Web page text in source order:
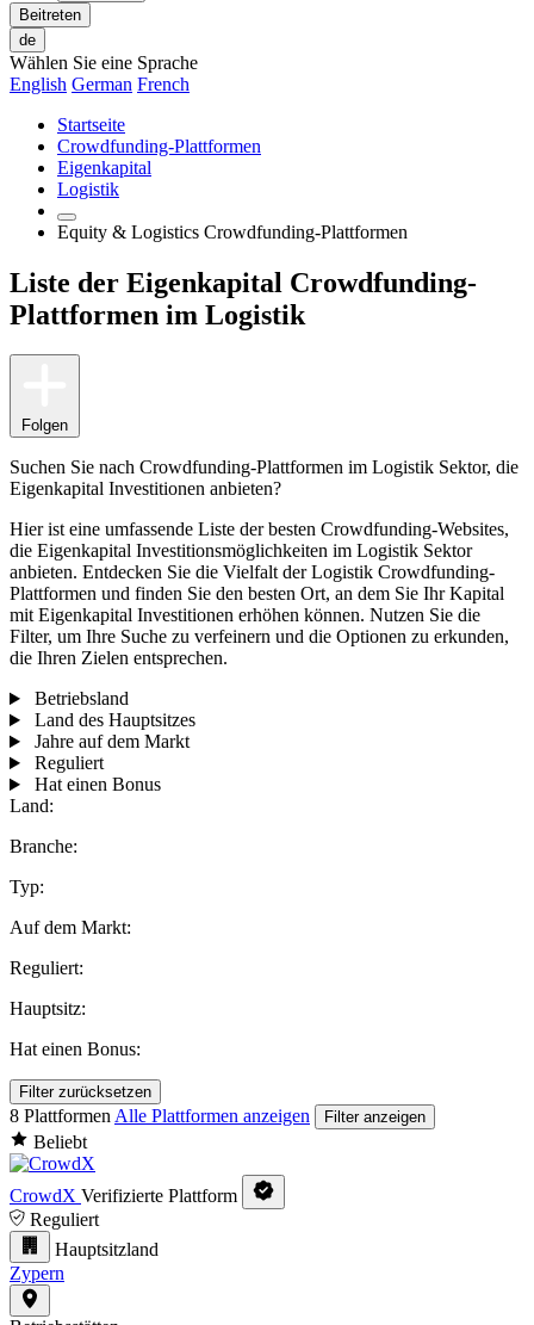
Beitreten
de
Wählen Sie eine Sprache
English German French
Startseite
Crowdfunding-Plattformen
Eigenkapital
Logistik
Equity & Logistics Crowdfunding-Plattformen
Liste der Eigenkapital Crowdfunding-
Plattformen im Logistik
Folgen
Suchen Sie nach Crowdfunding-Plattformen im Logistik Sektor, die
Eigenkapital Investitionen anbieten?
Hier ist eine umfassende Liste der besten Crowdfunding-Websites,
die Eigenkapital Investitionsmöglichkeiten im Logistik Sektor
anbieten. Entdecken Sie die Vielfalt der Logistik Crowdfunding-
Plattformen und finden Sie den besten Ort, an dem Sie Ihr Kapital
mit Eigenkapital Investitionen erhöhen können. Nutzen Sie die
Filter, um Ihre Suche zu verfeinern und die Optionen zu erkunden,
die Ihren Zielen entsprechen.
Betriebsland
Land des Hauptsitzes
Jahre auf dem Markt
Reguliert
Hat einen Bonus
Land:
Branche:
Typ:
Auf dem Markt:
Reguliert:
Hauptsitz:
Hat einen Bonus:
Filter zurücksetzen
8 Plattformen Alle Plattformen anzeigen Filter anzeigen
Beliebt
CrowdX Verifizierte Plattform
Reguliert
Hauptsitzland
Zypern